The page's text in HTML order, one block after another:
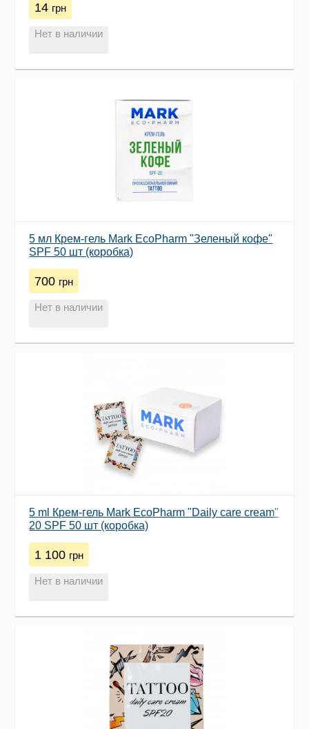
14 грн
Нет в наличии
5 мл Крем-гель Mark EcoPharm "Зеленый кофе"
SPF 50 шт (коробка)
700 грн
Нет в наличии
5 ml Крем-гель Mark EcoPharm "Daily care cream"
20 SPF 50 шт (коробка)
1 100 грн
Нет в наличии